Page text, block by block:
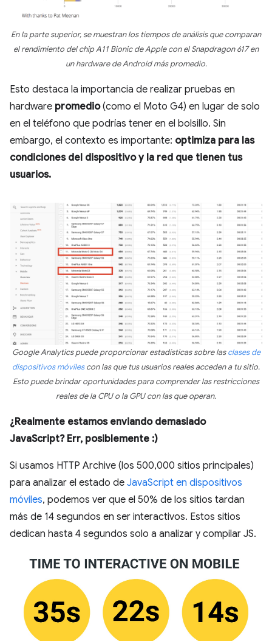
En la parte superior, se muestran los tiempos de análisis que comparan
el rendimiento del chip A11 Bionic de Apple con el Snapdragon 617 en
un hardware de Android más promedio.
Esto destaca la importancia de realizar pruebas en
hardware promedio(como el Moto G4) en lugar de solo
en el teléfono que podrías tener en el bolsillo. Sin
embargo, el contexto es importante: optimiza para las
condiciones del dispositivo y la red que tienen tus
usuarios.
Google Analytics puede proporcionar estadísticas sobre lasclases de
dispositivos móvilescon las que tus usuarios reales acceden a tu sitio.
Esto puede brindar oportunidades para comprender las restricciones
reales de la CPU o la GPU con las que operan.
¿Realmente estamos enviando demasiado
JavaScript? Err, posiblemente :)
Si usamos HTTP Archive (los 500,000 sitios principales)
para analizar el estado de JavaScript en dispositivos
móviles, podemos ver que el 50% de los sitios tardan
más de 14 segundos en ser interactivos. Estos sitios
dedican hasta 4 segundos solo a analizar y compilar JS.